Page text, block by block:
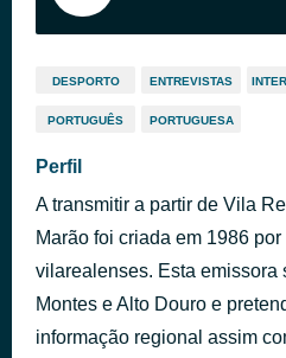
DESPORTO ENTREVISTAS
PORTUGUÊS PORTUGUESA
Perfil
A transmitir a partir de Vila
Marão foi criada em 1986
vilarealenses. Esta emissora
Montes e Alto Douro e
informação regional assim